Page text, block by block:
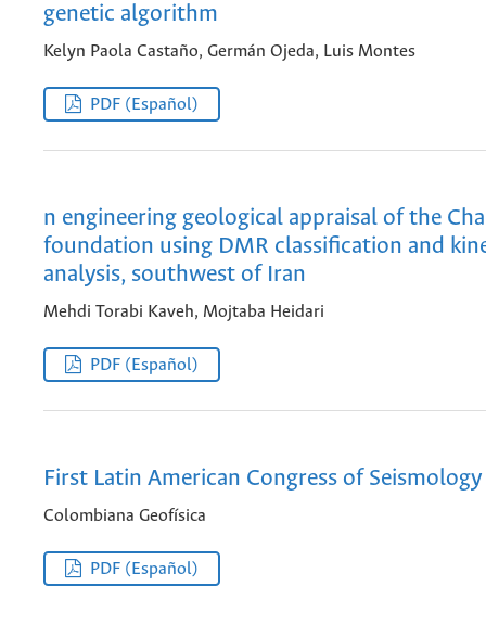
genetic algorithm
Kelyn Paola Castaño, Germán Ojeda, Luis Montes
PDF (Español)
n engineering geological appraisal of the
foundation using DMR classification and
analysis, southwest of Iran
Mehdi Torabi Kaveh, Mojtaba Heidari
PDF (Español)
First Latin American Congress of Seismology
Colombiana Geofísica
PDF (Español)